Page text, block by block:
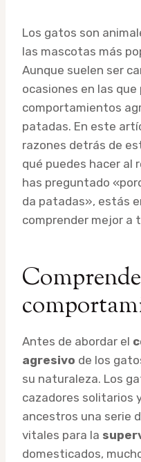
Los gatos son
las mascotas más
Aunque suelen ser
ocasiones en las
comportamientos
patadas. En este
razones detrás de
qué puedes hacer al
has preguntado
da patadas», estás
comprender mejor a
Antes de abordar el
agresivo de los
su naturaleza. Los
cazadores solitarios
ancestros una serie
vitales para la
domesticados,